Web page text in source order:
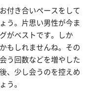
付き合いペースをして
う。片思い男性が今ま
がベストです。しか
もしれませんね。その
う回数などを増やした
、少し会うのを控えめ
う。